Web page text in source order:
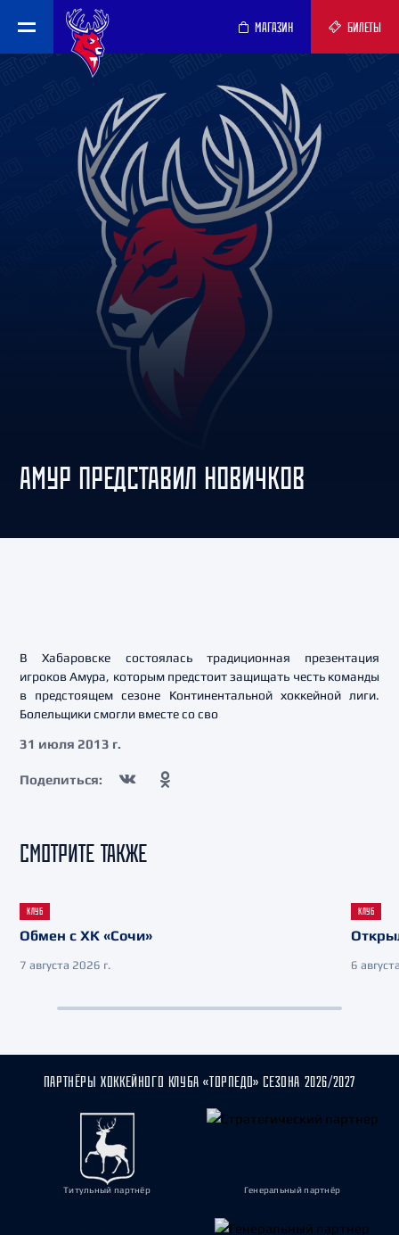
МАГАЗИН БИЛЕТЫ
АМУР ПРЕДСТАВИЛ НОВИЧКОВ
В Хабаровске состоялась традиционная презентация
игроков Амура, которым предстоит защищать честь команды
в предстоящем сезоне Континентальной хоккейной лиги.
Болельщики смогли вместе со сво
31 июля 2013 г.
Поделиться:
СМОТРИТЕ ТАКЖЕ
КЛУБ
Обмен с ХК «Сочи»
7 августа 2026 г.
КЛУБ
6
ПАРТНЁРЫ ХОККЕЙНОГО КЛУБА «ТОРПЕДО» СЕЗОНА 2026/2027
Титульный партнёр Генеральный партнёр